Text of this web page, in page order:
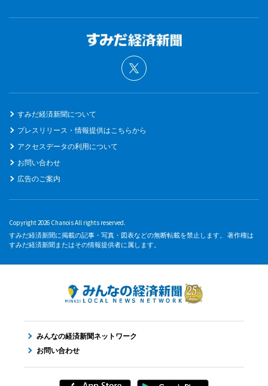
すみだ経済新聞について
プレスリリース・情報提供はこちらから
アクセスデータの利用について
お問い合わせ
広告のご案内
Copyright 2026 Chanois All rights reserved.
すみだ経済新聞に掲載の記事・写真・図表などの無断転載を禁止します。 著作権は
すみだ経済新聞またはその情報提供者に属します。
みんなの経済新聞ネットワーク
お問い合わせ